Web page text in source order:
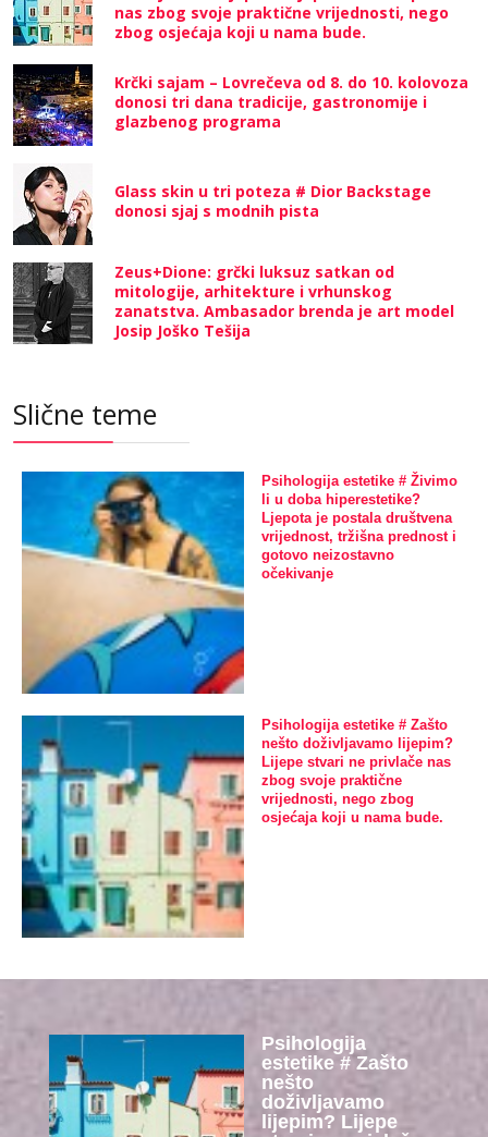
nas zbog svoje praktične vrijednosti, nego
zbog osjećaja koji u nama bude.
Krčki sajam – Lovrečeva od 8. do 10. kolovoza
donosi tri dana tradicije, gastronomije i
glazbenog programa
Glass skin u tri poteza # Dior Backstage
donosi sjaj s modnih pista
Zeus+Dione: grčki luksuz satkan od
mitologije, arhitekture i vrhunskog
zanatstva. Ambasador brenda je art model
Josip Joško Tešija
Slične teme
Psihologija estetike # Živimo
li u doba hiperestetike?
Ljepota je postala društvena
vrijednost, tržišna prednost i
gotovo neizostavno
očekivanje
Psihologija estetike # Zašto
nešto doživljavamo lijepim?
Lijepe stvari ne privlače nas
zbog svoje praktične
vrijednosti, nego zbog
osjećaja koji u nama bude.
Psihologija
estetike # Zašto
nešto
doživljavamo
lijepim? Lijepe